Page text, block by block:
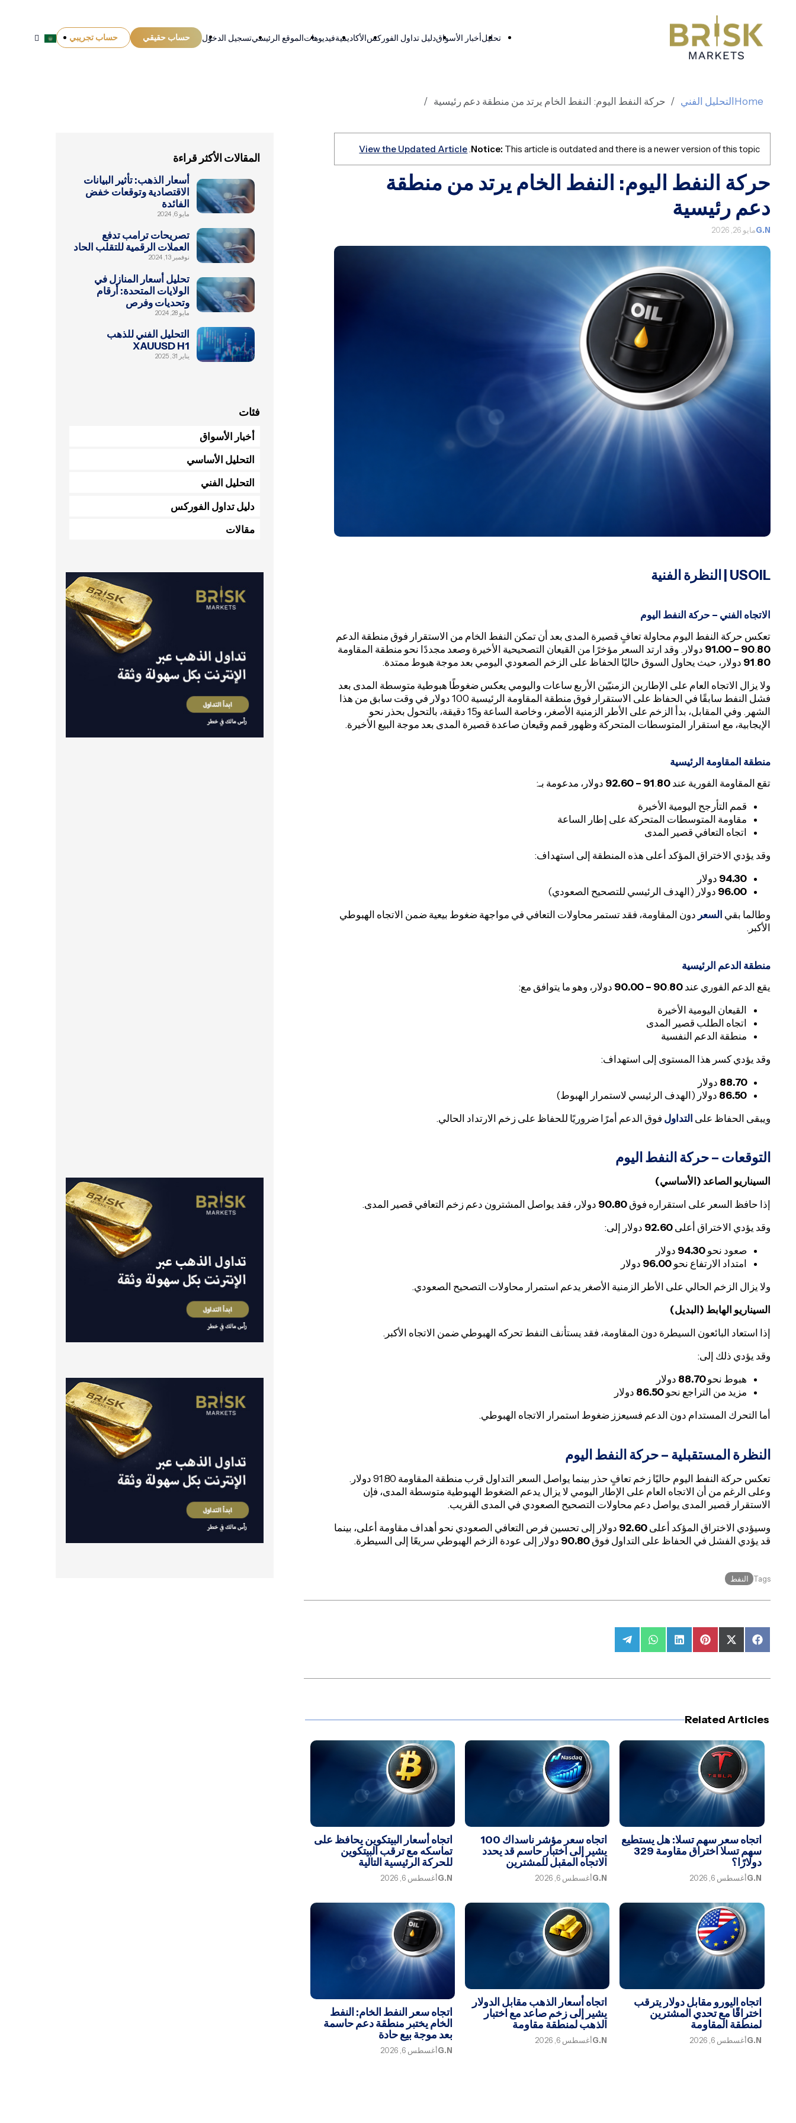
تحليلأخبار الأسواقدليل تداول الفوركسالأكاديميةفيديوهاتالموقع الرئيسيتسجيل الدخول حساب حقيقي حساب تجريبي
Homeالتحليل الفني حركة النفط اليوم: النفط الخام يرتد من منطقة دعم رئيسية
Notice: This article is outdated and there is a newer version of this topic.
View the Updated Article
حركة النفط اليوم: النفط الخام يرتد من منطقة
دعم رئيسية
G.Nمايو 26, 2026
USOIL | النظرة الفنية
الاتجاه الفني – حركة النفط اليوم
تعكس حركة النفط اليوم محاولة تعافٍ قصيرة المدى بعد أن تمكن النفط الخام من الاستقرار فوق منطقة الدعم
90.80 – 91.00
دولار. وقد ارتد السعر مؤخرًا من القيعان التصحيحية الأخيرة وصعد مجددًا نحو منطقة المقاومة
91.80
دولار، حيث يحاول السوق حاليًا الحفاظ على الزخم الصعودي اليومي بعد موجة هبوط ممتدة.
ولا يزال الاتجاه العام على الإطارين الزمنيّين الأربع ساعات واليومي يعكس ضغوطًا هبوطية متوسطة المدى بعد
فشل النفط سابقًا في الحفاظ على الاستقرار فوق منطقة المقاومة الرئيسية 100 دولار في وقت سابق من هذا
الشهر. وفي المقابل، بدأ الزخم على الأطر الزمنية الأصغر، وخاصة الساعة و15 دقيقة، بالتحول بحذر نحو
الإيجابية، مع استقرار المتوسطات المتحركة وظهور قمم وقيعان صاعدة قصيرة المدى بعد موجة البيع الأخيرة.
منطقة المقاومة الرئيسية
تقع المقاومة الفورية عند
91.80 – 92.60
دولار، مدعومة بـ:
قمم التأرجح اليومية الأخيرة
مقاومة المتوسطات المتحركة على إطار الساعة
اتجاه التعافي قصير المدى
وقد يؤدي الاختراق المؤكد أعلى هذه المنطقة إلى استهداف:
94.30 دولار
96.00 دولار (الهدف الرئيسي للتصحيح الصعودي)
وطالما بقي السعر دون المقاومة، فقد تستمر محاولات التعافي في مواجهة ضغوط بيعية ضمن الاتجاه الهبوطي
الأكبر.
منطقة الدعم الرئيسية
يقع الدعم الفوري عند
90.80 – 90.00
دولار، وهو ما يتوافق مع:
القيعان اليومية الأخيرة
اتجاه الطلب قصير المدى
منطقة الدعم النفسية
وقد يؤدي كسر هذا المستوى إلى استهداف:
88.70 دولار
86.50 دولار (الهدف الرئيسي لاستمرار الهبوط)
ويبقى الحفاظ على التداول فوق الدعم أمرًا ضروريًا للحفاظ على زخم الارتداد الحالي.
التوقعات – حركة النفط اليوم
السيناريو الصاعد (الأساسي)
إذا حافظ السعر على استقراره فوق 90.80 دولار، فقد يواصل المشترون دعم زخم التعافي قصير المدى.
وقد يؤدي الاختراق أعلى 92.60 دولار إلى:
صعود نحو 94.30 دولار
امتداد الارتفاع نحو 96.00 دولار
ولا يزال الزخم الحالي على الأطر الزمنية الأصغر يدعم استمرار محاولات التصحيح الصعودي.
السيناريو الهابط (البديل)
إذا استعاد البائعون السيطرة دون المقاومة، فقد يستأنف النفط تحركه الهبوطي ضمن الاتجاه الأكبر.
وقد يؤدي ذلك إلى:
هبوط نحو88.70 دولار
مزيد من التراجع نحو 86.50 دولار
أما التحرك المستدام دون الدعم فسيعزز ضغوط استمرار الاتجاه الهبوطي.
النظرة المستقبلية – حركة النفط اليوم
تعكس حركة النفط اليوم حاليًا زخم تعافٍ حذر بينما يواصل السعر التداول قرب منطقة المقاومة 91.80 دولار.
وعلى الرغم من أن الاتجاه العام على الإطار اليومي لا يزال يدعم الضغوط الهبوطية متوسطة المدى، فإن
الاستقرار قصير المدى يواصل دعم محاولات التصحيح الصعودي في المدى القريب.
وسيؤدي الاختراق المؤكد أعلى 92.60 دولار إلى تحسين فرص التعافي الصعودي نحو أهداف مقاومة أعلى، بينما
قد يؤدي الفشل في الحفاظ على التداول فوق 90.80 دولار إلى عودة الزخم الهبوطي سريعًا إلى السيطرة.
Tags النفط
Share
on
Share
on
Share
on
Share
on
Share
on
Share
on
Related Articles
اتجاه سعر سهم تسلا: هل يستطيع
سهم تسلا اختراق مقاومة 329
دولارًا؟
G.Nأغسطس 6, 2026
اتجاه سعر مؤشر ناسداك 100
يشير إلى اختبار حاسم قد يحدد
الاتجاه المقبل للمشترين
G.Nأغسطس 6, 2026
اتجاه أسعار البيتكوين يحافظ على
تماسكه مع ترقب البيتكوين
للحركة الرئيسية التالية
G.Nأغسطس 6, 2026
اتجاه اليورو مقابل دولار يترقب
اختراقًا مع تحدي المشترين
لمنطقة المقاومة
G.Nأغسطس 6, 2026
اتجاه أسعار الذهب مقابل الدولار
يشير إلى زخم صاعد مع اختبار
الذهب لمنطقة مقاومة
G.Nأغسطس 6, 2026
اتجاه سعر النفط الخام: النفط
الخام يختبر منطقة دعم حاسمة
بعد موجة بيع حادة
G.Nأغسطس 6, 2026
المقالات الأكثر قراءة
أسعار الذهب: تأثير البيانات
الاقتصادية وتوقعات خفض
الفائدة
مايو 6, 2024
تصريحات ترامب تدفع
العملات الرقمية للتقلب الحاد
نوفمبر 13, 2024
تحليل أسعار المنازل في
الولايات المتحدة: أرقام
وتحديات وفرص
مايو 28, 2024
التحليل الفني للذهب
XAUUSD H1
يناير 31, 2025
فئات
أخبار الأسواق
التحليل الأساسي
التحليل الفني
دليل تداول الفوركس
مقالات